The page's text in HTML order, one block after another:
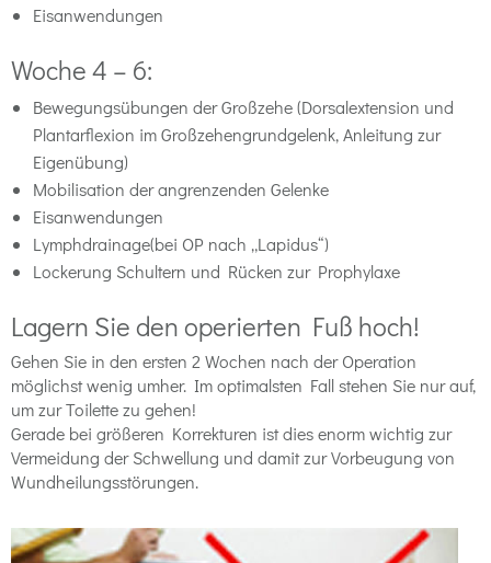
Eisanwendungen
Woche 4 – 6:
Bewegungsübungen der Großzehe (Dorsalextension und
Plantarflexion im Großzehengrundgelenk, Anleitung zur
Eigenübung)
Mobilisation der angrenzenden Gelenke
Eisanwendungen
Lymphdrainage(bei OP nach „Lapidus“)
Lockerung Schultern und Rücken zur Prophylaxe
Lagern Sie den operierten Fuß hoch!
Gehen Sie in den ersten 2 Wochen nach der Operation
möglichst wenig umher. Im optimalsten Fall stehen Sie nur auf,
um zur Toilette zu gehen!
Gerade bei größeren Korrekturen ist dies enorm wichtig zur
Vermeidung der Schwellung und damit zur Vorbeugung von
Wundheilungsstörungen.